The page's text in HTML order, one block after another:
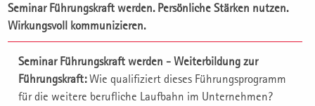
Seminar Führungskraft werden. Persönliche Stärken nutzen.
Wirkungsvoll kommunizieren.
Seminar Führungskraft werden - Weiterbildung zur
Führungskraft:Wie qualifiziert dieses Führungsprogramm
für die weitere berufliche Laufbahn im Unternehmen?